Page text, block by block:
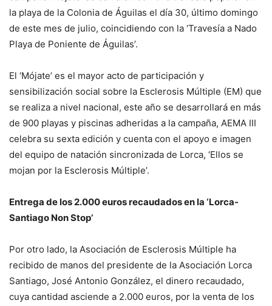
la playa de la Colonia de Águilas el día 30, último domingo
de este mes de julio, coincidiendo con la ‘Travesía a Nado
Playa de Poniente de Águilas’.
El ‘Mójate’ es el mayor acto de participación y
sensibilización social sobre la Esclerosis Múltiple (EM) que
se realiza a nivel nacional, este año se desarrollará en más
de 900 playas y piscinas adheridas a la campaña, AEMA III
celebra su sexta edición y cuenta con el apoyo e imagen
del equipo de natación sincronizada de Lorca, ‘Ellos se
mojan por la Esclerosis Múltiple’.
Entrega de los 2.000 euros recaudados en la ‘Lorca-
Santiago Non Stop’
Por otro lado, la Asociación de Esclerosis Múltiple ha
recibido de manos del presidente de la Asociación Lorca
Santiago, José Antonio González, el dinero recaudado,
cuya cantidad asciende a 2.000 euros, por la venta de los